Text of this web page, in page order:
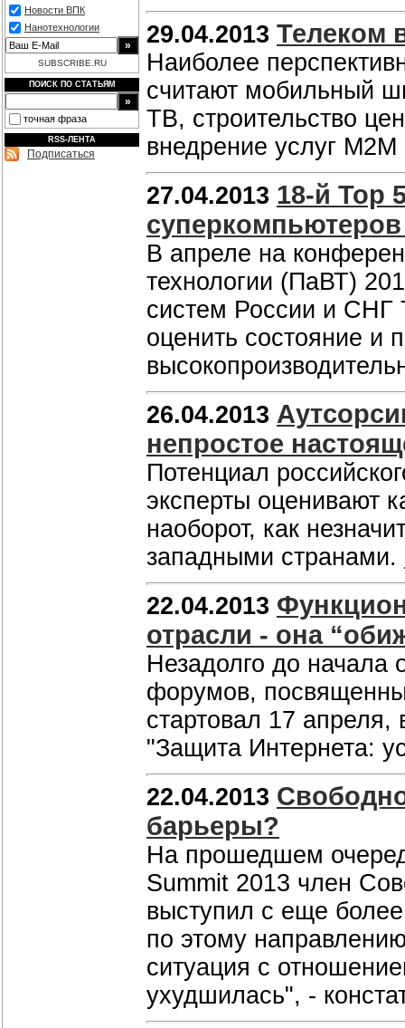
Новости ВПК
Нанотехнологии
SUBSCRIBE.RU
ПОИСК ПО СТАТЬЯМ
точная фраза
RSS-ЛЕНТА
Подписаться
29.04.2013 Телеком
Наиболее
считают мобильный
ТВ, строительство
внедрение услуг
27.04.2013 18-й Top
В апреле на
технологии (ПаВТ)
систем России и СНГ
оценить состояние и
26.04.2013
непростое
Потенциал
эксперты оценивают
наоборот, как
западными странами.
22.04.2013
отрасли - она
Незадолго до начала
форумов,
стартовал 17
"Защита Интернета:
22.04.2013
барьеры?
На прошедшем
Summit 2013 член
выступил с еще более
по этому
ситуация с
ухудшилась", -